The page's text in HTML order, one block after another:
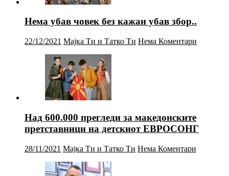
Нема убав човек без кажан убав збор..
22/12/2021 Мајка Ти и Татко Ти Нема Коментари
Над 600.000 прегледи за македонските
претставници на детскиот ЕВРОСОНГ
28/11/2021 Мајка Ти и Татко Ти Нема Коментари